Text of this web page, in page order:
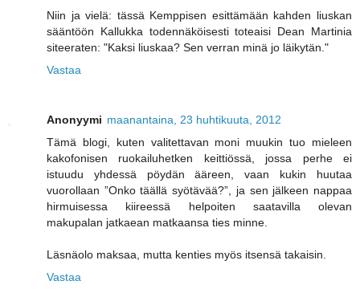
Niin ja vielä: tässä Kemppisen esittämään kahden liuskan
sääntöön Kallukka todennäköisesti toteaisi Dean Martinia
siteeraten: "Kaksi liuskaa? Sen verran minä jo läikytän."
Vastaa
Anonyymi maanantaina, 23 huhtikuuta, 2012
Tämä blogi, kuten valitettavan moni muukin tuo mieleen
kakofonisen ruokailuhetken keittiössä, jossa perhe ei
istuudu yhdessä pöydän ääreen, vaan kukin huutaa
vuorollaan ”Onko täällä syötävää?”, ja sen jälkeen nappaa
hirmuisessa kiireessä helpoiten saatavilla olevan
makupalan jatkaean matkaansa ties minne.
Läsnäolo maksaa, mutta kenties myös itsensä takaisin.
Vastaa